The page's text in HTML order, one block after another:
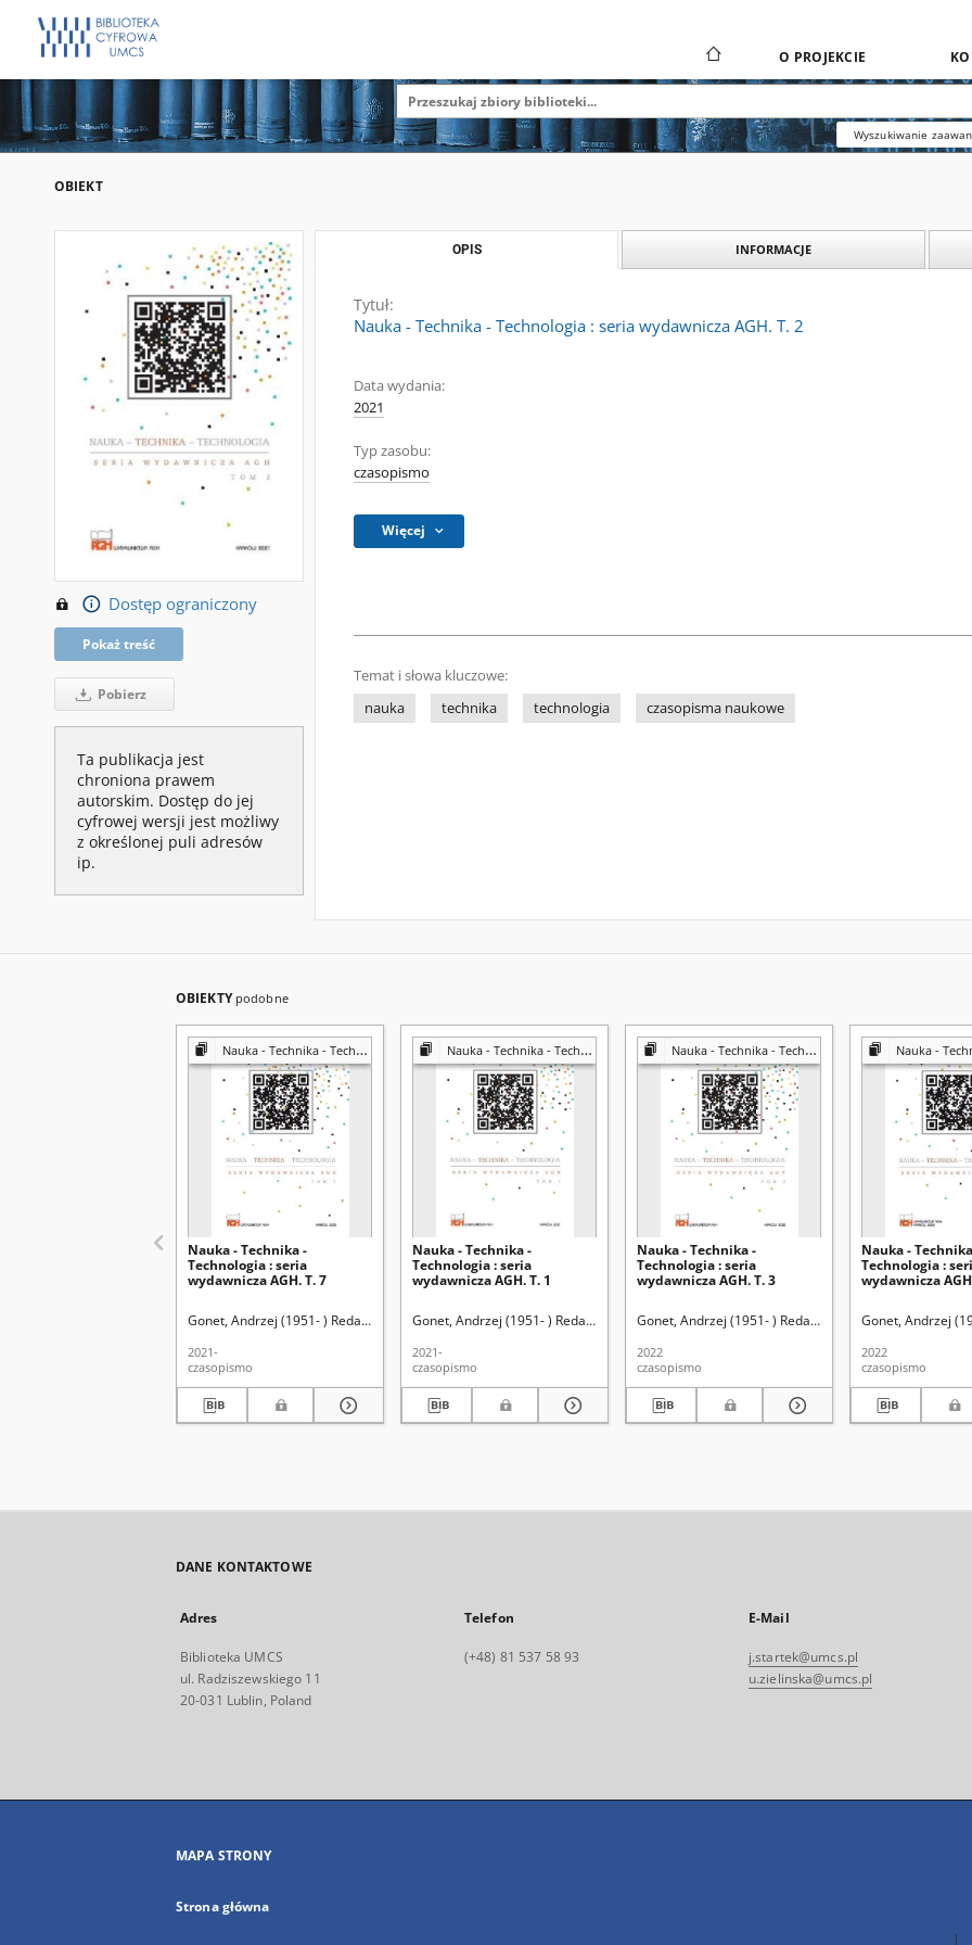
O PROJEKCIE
Wyszukiwanie
OBIEKT
Dostęp ograniczony
Pokaż treść
Pobierz
Ta publikacja jest
chroniona prawem
autorskim. Dostęp do jej
cyfrowej wersji jest możliwy
z określonej puli adresów
ip.
OPIS INFORMACJE
Tytuł:
Nauka - Technika - Technologia : seria wydawnicza AGH. T. 2
Data wydania:
2021
Typ zasobu:
czasopismo
Więcej
Temat i słowa kluczowe:
nauka
technika technologia czasopisma naukowe
OBIEKTY podobne
Nauka - Technika - Technologia
Nauka - Technika -
Technologia : seria
wydawnicza AGH. T. 7
Gonet, Andrzej (1951- ) Redaktor Rado, Robert (1962- ) Redaktor Akademia Górniczo-Hutnicza im. Stanisława Staszica (Kraków)
2021-
czasopismo
Nauka - Technika - Technologia
Nauka - Technika -
Technologia : seria
wydawnicza AGH. T. 1
Gonet, Andrzej (1951- ) Redaktor Rado, Robert (1962- ) Redaktor Akademia Górniczo-
2021-
czasopismo
Nauka - Technika - Technologia
Nauka - Technika -
Technologia : seria
wydawnicza AGH. T. 3
Gonet, Andrzej (1951- ) Redaktor Rado, Robert (1962-
2022
czasopismo
Nauka -
Nauka -
Technologia :
wydawnicza
Gonet, Andrzej
2022
czasopismo
DANE KONTAKTOWE
Adres
Biblioteka UMCS
ul. Radziszewskiego 11
20-031 Lublin, Poland
Telefon
(+48) 81 537 58 93
E-Mail
j.startek@umcs.pl
u.zielinska@umcs.pl
MAPA STRONY
Strona główna